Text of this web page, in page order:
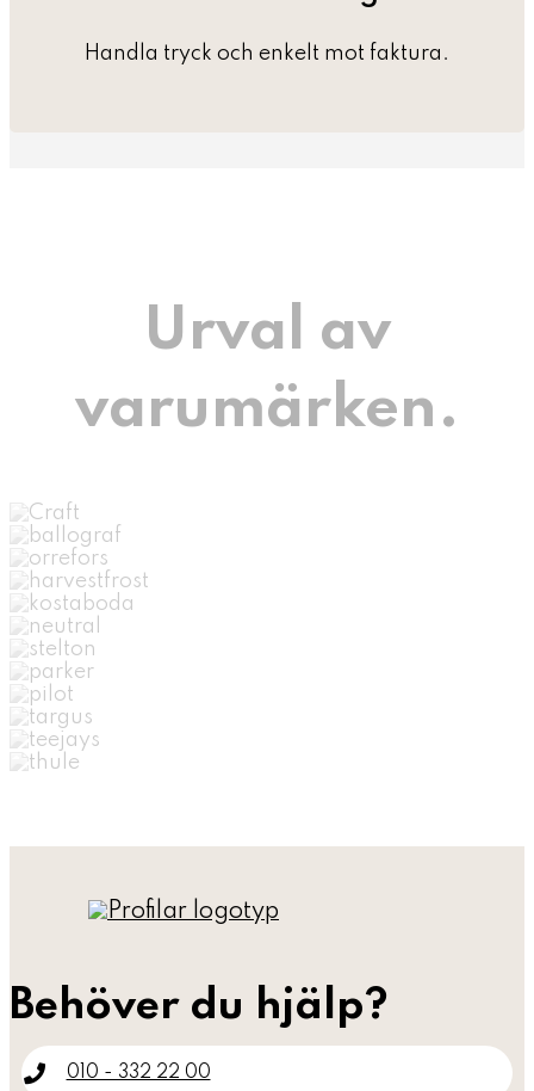
Handla tryck och enkelt mot faktura.
Urval av
varumärken.
Behöver du hjälp?
010 - 332 22 00